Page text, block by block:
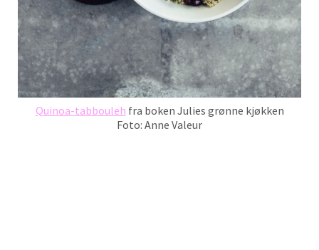
Quinoa-tabbouleh fra boken Julies grønne kjøkken
Foto: Anne Valeur